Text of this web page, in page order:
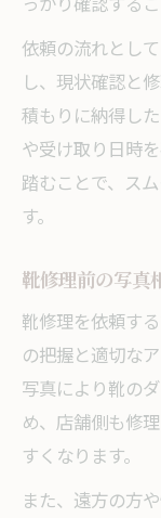
依頼の流れとし
し、現状確認と
積もりに納得し
や受け取り日時
踏むことで、ス
す。
靴修理前の写
靴修理を依頼す
の把握と適切な
写真により靴の
め、店舗側も修
すくなります。
また、遠方の方